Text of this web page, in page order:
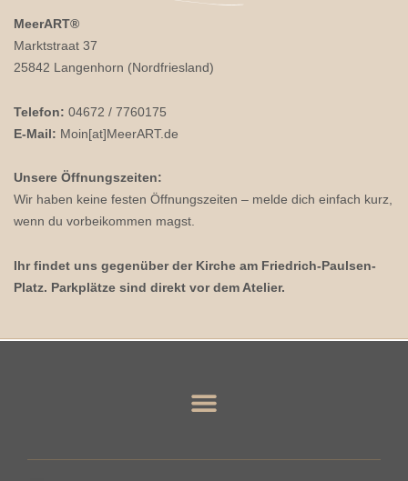
MeerART®
Marktstraat 37
25842 Langenhorn (Nordfriesland)
Telefon: 04672 / 7760175
E-Mail: Moin[at]MeerART.de
Unsere Öffnungszeiten:
Wir haben keine festen Öffnungszeiten – melde dich einfach kurz,
wenn du vorbeikommen magst.
Ihr findet uns gegenüber der Kirche am Friedrich-Paulsen-
Platz. Parkplätze sind direkt vor dem Atelier.